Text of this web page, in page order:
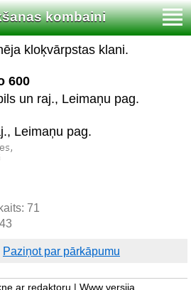
kombaini
kloķvārpstas klani.
600
un raj., Leimaņu pag.
Leimaņu pag.
71
Paziņot par pārkāpumu
ar redaktoru Www versija